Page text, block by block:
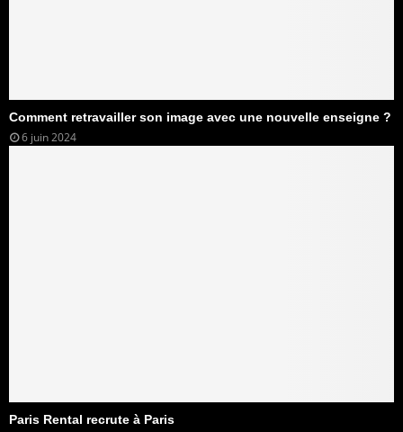
Comment retravailler son image avec une nouvelle enseigne ?
6 juin 2024
Paris Rental recrute à Paris